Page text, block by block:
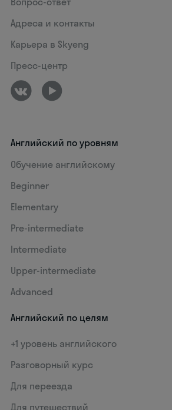
Адреса и контакты
Карьера в Skyeng
Пресс-центр
Английский по уровням
Обучение английскому
Beginner
Elementary
Pre-intermediate
Intermediate
Upper-intermediate
Advanced
Английский по целям
+1 уровень английского
Разговорный курс
Для переезда
Для путешествий